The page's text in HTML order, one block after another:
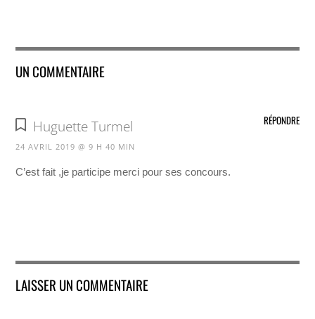
UN COMMENTAIRE
Huguette Turmel
24 AVRIL 2019 @ 9 H 40 MIN
C’est fait ,je participe merci pour ses concours.
RÉPONDRE
LAISSER UN COMMENTAIRE